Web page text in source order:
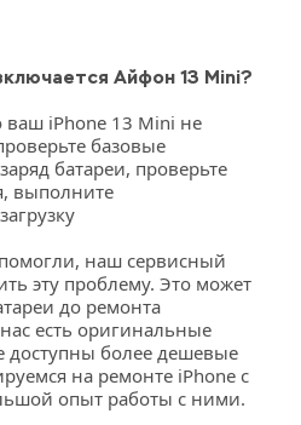
Айфон 13 Mini?
ваш iPhone 13 Mini не
базовые
батареи, проверьте
выполните
наш сервисный
эту проблему. Это может
до ремонта
есть оригинальные
доступны более дешевые
на ремонте iPhone с
опыт работы с ними.